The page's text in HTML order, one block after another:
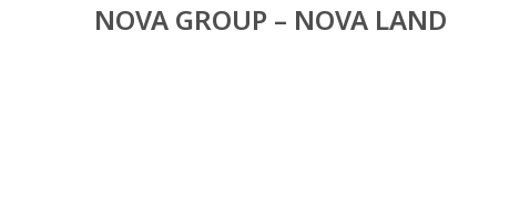
NOVA GROUP – NOVA LAND